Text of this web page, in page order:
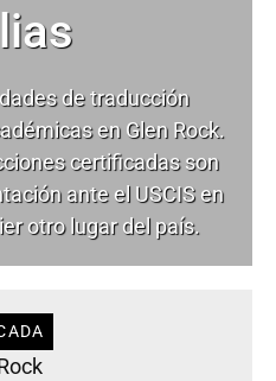
detraducción
en Glen Rock.
certificadas son
ante el USCIS en
otro lugar del país.